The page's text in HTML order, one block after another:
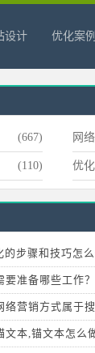
设计 优化案例
(667) 网
(110) 优
的步骤和技巧怎么
要准备哪些工作？
络营销方式属于
文本,锚文本怎么